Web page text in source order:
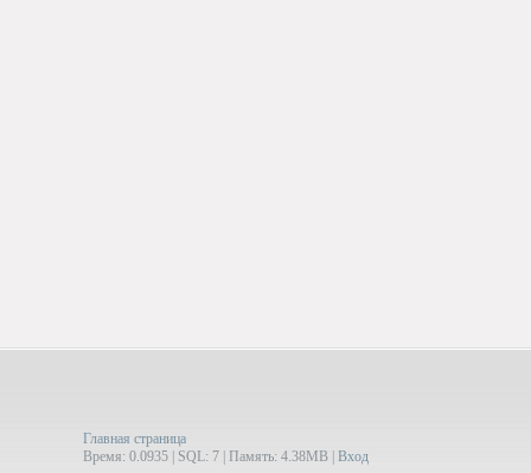
Главная страница
Время: 0.0935 | SQL: 7 | Память: 4.38MB Вход